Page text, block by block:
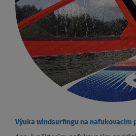
Výuka windsurfingu na nafukovacím